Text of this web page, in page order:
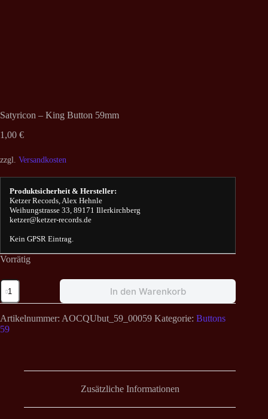
Satyricon – King Button 59mm
1,00 €
zzgl. Versandkosten
Produktsicherheit & Hersteller:
Ketzer Records, Alex Hehnle
Weihungstrasse 33, 89171 Illerkirchberg
ketzer@ketzer-records.de
Kein GPSR Eintrag.
Vorrätig
Satyricon
King
Button
59mm
Menge
In den Warenkorb
Artikelnummer: AOCQUbut_59_00059 Kategorie: Buttons
59
Zusätzliche Informationen